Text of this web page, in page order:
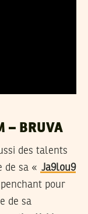
– BRUVA
des talents
de sa « Ja9lou9
pour
de sa